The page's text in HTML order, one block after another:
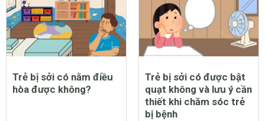
Trẻ bị sởi có nằm điều
hòa được không?
Trẻ bị sởi có được bật
quạt không và lưu ý cần
thiết khi chăm sóc trẻ
bị bệnh